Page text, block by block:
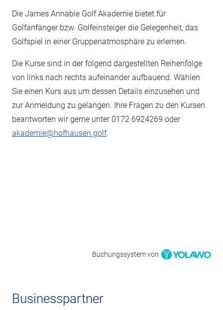
Die James Annable Golf Akademie bietet für
Golfanfänger bzw. Golfeinsteiger die Gelegenheit, das
Golfspiel in einer Gruppenatmosphäre zu erlernen.
Die Kurse sind in der folgend dargestellten Reihenfolge
von links nach rechts aufeinander aufbauend. Wählen
Sie einen Kurs aus um dessen Details einzusehen und
zur Anmeldung zu gelangen. Ihre Fragen zu den Kursen
beantworten wir gerne unter 0172 6924269 oder
akademie@hofhausen.golf.
Buchungssystem von
Businesspartner